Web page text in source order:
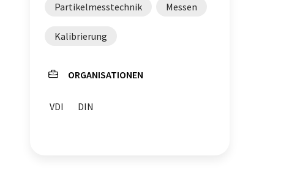
Partikelmesstechnik Messen
Kalibrierung
ORGANISATIONEN
VDI DIN